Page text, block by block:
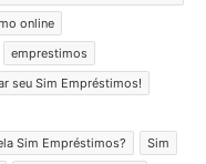
online
emprestimos
seu Sim Empréstimos!
Sim Empréstimos?
Sim